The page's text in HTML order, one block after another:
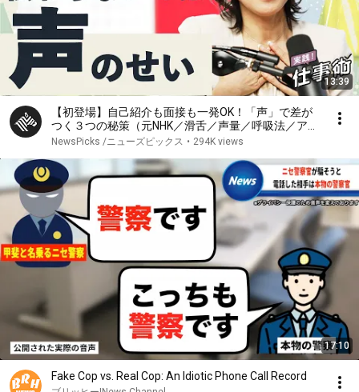
13:39
【初登場】自己紹介も面接も一発OK！「声」で差が
つく３つの秘策（元NHK／滑舌／声量／呼吸法／アナ
ウンサー／あなたの話が「伝わらない」のは声のせい
NewsPicks /ニューズピックス • 294K views
17:10
Fake Cop vs. Real Cop: An Idiotic Phone Call Record